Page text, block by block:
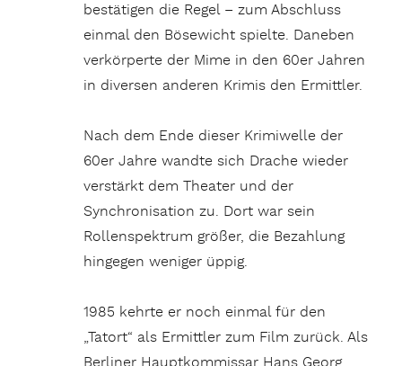
bestätigen die Regel – zum Abschluss
einmal den Bösewicht spielte. Daneben
verkörperte der Mime in den 60er Jahren
in diversen anderen Krimis den Ermittler.
Nach dem Ende dieser Krimiwelle der
60er Jahre wandte sich Drache wieder
verstärkt dem Theater und der
Synchronisation zu. Dort war sein
Rollenspektrum größer, die Bezahlung
hingegen weniger üppig.
1985 kehrte er noch einmal für den
„Tatort“ als Ermittler zum Film zurück. Als